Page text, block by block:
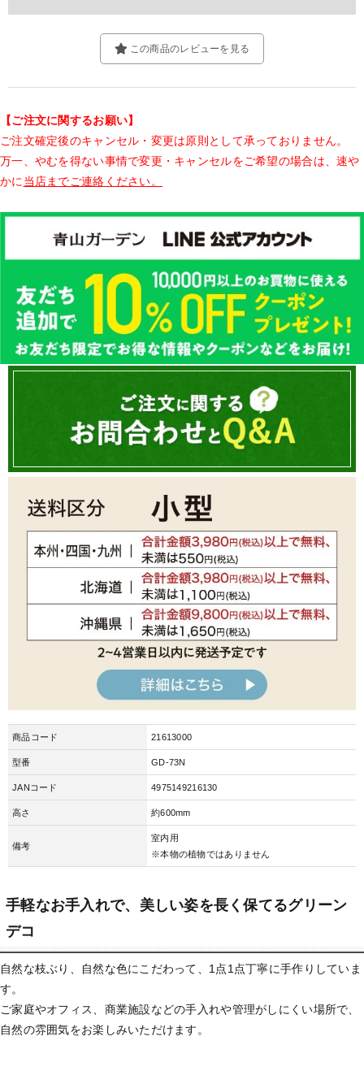
この商品のレビューを見る
【ご注文に関するお願い】
ご注文確定後のキャンセル・変更は原則として承っておりません。
万一、やむを得ない事情で変更・キャンセルをご希望の場合は、速や
かに 当店までご連絡ください。
商品コード 21613000
型番 GD-73N
JANコード 4975149216130
高さ 約600mm
備考
室内用
※本物の植物ではありません
手軽なお手入れで、美しい姿を長く保てるグリーン
デコ
自然な枝ぶり、自然な色にこだわって、1点1点丁寧に手作りしていま
す。
ご家庭やオフィス、商業施設などの手入れや管理がしにくい場所で、
自然の雰囲気をお楽しみいただけます。